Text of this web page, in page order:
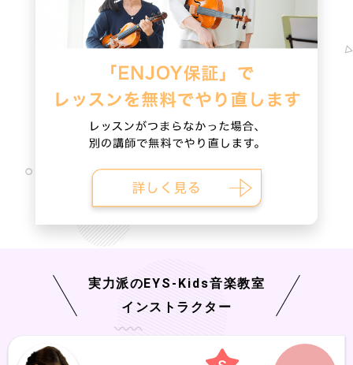
実力派のEYS-Kids音楽教室
インストラクター